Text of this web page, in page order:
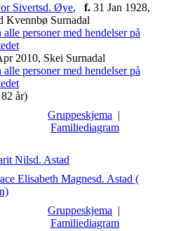
Sivertsd. Øye, f. 31 Jan 1928,
Kvennbø Surnadal
2010, Skei Surnadal
år)
Gruppeskjema |
Familiediagram
Nilsd. Astad
Elisabeth Magnesd. Astad (
Gruppeskjema |
Familiediagram